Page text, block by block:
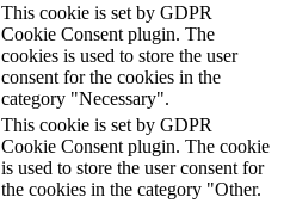
This cookie is set by GDPR
Cookie Consent plugin. The
cookies is used to store the user
consent for the cookies in the
category "Necessary".
This cookie is set by GDPR
Cookie Consent plugin. The cookie
is used to store the user consent for
the cookies in the category "Other.